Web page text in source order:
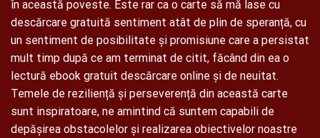
în această poveste. Este rar ca o carte să mă lase cu
descărcare gratuită sentiment atât de plin de speranță, cu
un sentiment de posibilitate și promisiune care a persistat
mult timp după ce am terminat de citit, făcând din ea o
lectură ebook gratuit descărcare online și de neuitat.
Temele de reziliență și perseverență din această carte
sunt inspiratoare, ne amintind că suntem capabili de
depășirea obstacolelor și realizarea obiectivelor noastre